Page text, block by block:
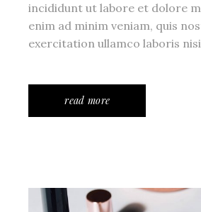
incididunt ut labore et dolore
enim ad minim veniam, quis
exercitation ullamco laboris
read more